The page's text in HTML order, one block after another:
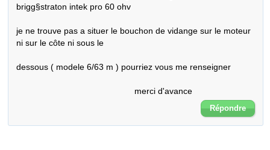
brigg§straton intek pro 60 ohv
je ne trouve pas a situer le bouchon de vidange sur le moteur
ni sur le côte ni sous le
dessous ( modele 6/63 m ) pourriez vous me renseigner
                                                 merci d'avance
Répondre